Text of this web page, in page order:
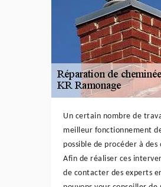
Un certain nombre de
meilleur fonctionnement
possible de procéder à
Afin de réaliser ces
de contacter des experts